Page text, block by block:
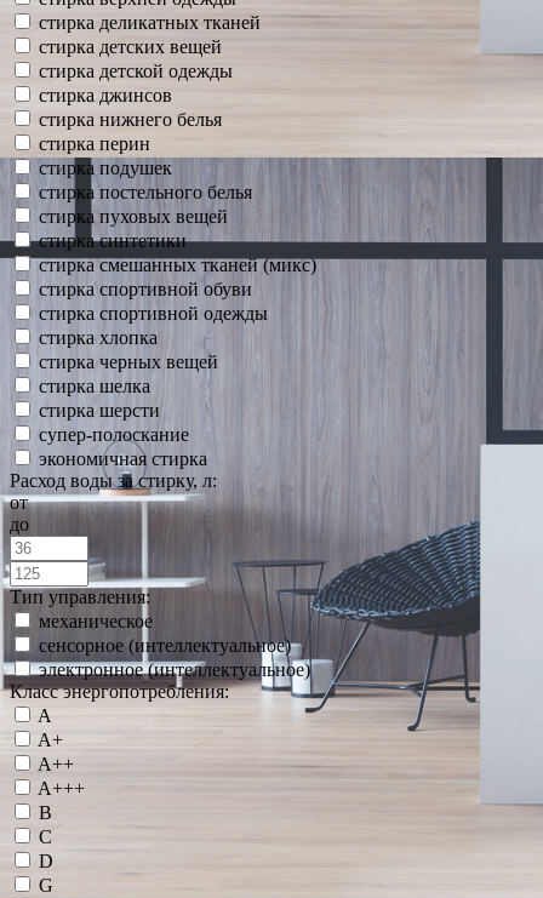
стирка деликатных тканей
стирка детских вещей
стирка детской одежды
стирка джинсов
стирка нижнего белья
стирка перин
стирка подушек
стирка постельного белья
стирка пуховых вещей
стирка синтетики
стирка смешанных тканей (микс)
стирка спортивной обуви
стирка спортивной одежды
стирка хлопка
стирка черных вещей
стирка шелка
стирка шерсти
супер-полоскание
экономичная стирка
Расход воды за стирку, л:
от
до
Тип управления:
механическое
сенсорное (интеллектуальное)
электронное (интеллектуальное)
Класс энергопотребления:
A
A+
A++
A+++
B
C
D
G